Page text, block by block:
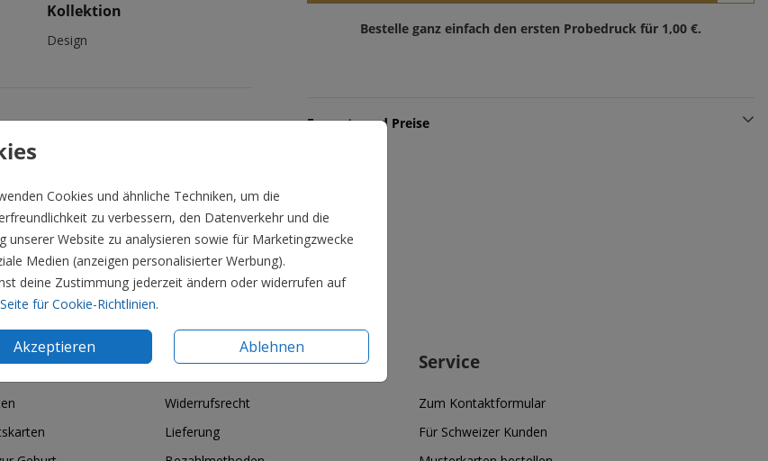
Cookies und ähnliche Techniken, um die
zu verbessern, den Datenverkehr und die
unserer Website zu analysieren sowie für Marketingzwecke
Medien (anzeigen personalisierter Werbung).
deine Zustimmung jederzeit ändern oder widerrufen auf
für Cookie-Richtlinien.
Akzeptieren Ablehnen
Kollektion
Design
Bestelle ganz einfach den ersten Probedruck für 1,00 €.
Formate und Preise
Informationen
Widerrufsrecht
Lieferung
Service
Zum Kontaktformular
Für Schweizer Kunden